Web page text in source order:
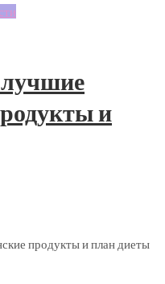
лучшие
и
продукты и план диеты